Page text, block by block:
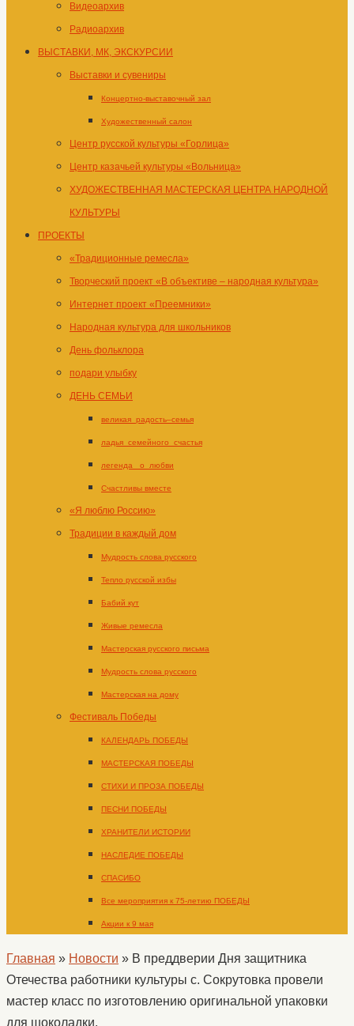
Видеоархив
Радиоархив
ВЫСТАВКИ, МК, ЭКСКУРСИИ
Выставки и сувениры
Концертно-выставочный зал
Художественный салон
Центр русской культуры «Горлица»
Центр казачьей культуры «Вольница»
ХУДОЖЕСТВЕННАЯ МАСТЕРСКАЯ ЦЕНТРА НАРОДНОЙ
КУЛЬТУРЫ
ПРОЕКТЫ
«Традиционные ремесла»
Творческий проект «В объективе – народная культура»
Интернет проект «Преемники»
Народная культура для школьников
День фольклора
подари улыбку
ДЕНЬ СЕМЬИ
великая_радость–семья
ладья_семейного_счастья
легенда _о_любви
Счастливы вместе
«Я люблю Россию»
Традиции в каждый дом
Мудрость слова русского
Тепло русской избы
Бабий кут
Живые ремесла
Мастерская русского письма
Мудрость слова русского
Мастерская на дому
Фестиваль Победы
КАЛЕНДАРЬ ПОБЕДЫ
МАСТЕРСКАЯ ПОБЕДЫ
СТИХИ И ПРОЗА ПОБЕДЫ
ПЕСНИ ПОБЕДЫ
ХРАНИТЕЛИ ИСТОРИИ
НАСЛЕДИЕ ПОБЕДЫ
СПАСИБО
Все мероприятия к 75-летию ПОБЕДЫ
Акции к 9 мая
Главная » Новости » В преддверии Дня защитника
Отечества работники культуры с. Сокрутовка провели
мастер класс по изготовлению оригинальной упаковки
для шоколадки.